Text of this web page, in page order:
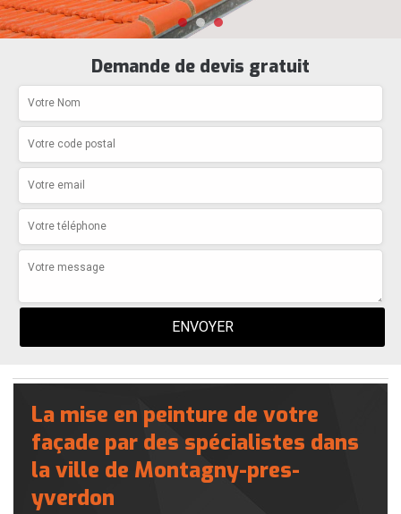
Demande de devis gratuit
La mise en peinture de votre
façade par des spécialistes dans
la ville de Montagny-pres-
yverdon